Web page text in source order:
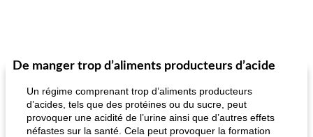
De manger trop d’aliments producteurs d’acide
Un régime comprenant trop d’aliments producteurs
d’acides, tels que des protéines ou du sucre, peut
provoquer une acidité de l’urine ainsi que d’autres effets
néfastes sur la santé. Cela peut provoquer la formation